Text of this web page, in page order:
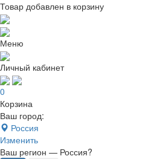
Товар добавлен в корзину
Меню
Личный кабинет
0
Корзина
Ваш город:
Россия
Изменить
Ваш регион — Россия?